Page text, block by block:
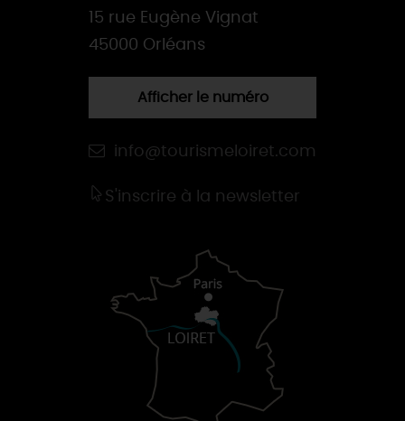
15 rue Eugène Vignat
45000 Orléans
Afficher le numéro
info@tourismeloiret.com
S'inscrire à la newsletter